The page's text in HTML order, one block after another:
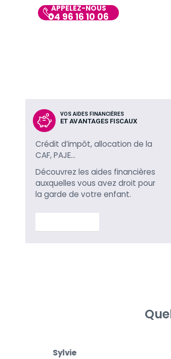
APPELEZ-NOUS
04 96 16 10 06
VOS AIDES FINANCIÈRES
ET AVANTAGES FISCAUX
Crédit d’impôt, allocation de la
CAF, PAJE…
Découvrez les aides financières
auxquelles vous avez droit pour
la garde de votre enfant.
Sylvie